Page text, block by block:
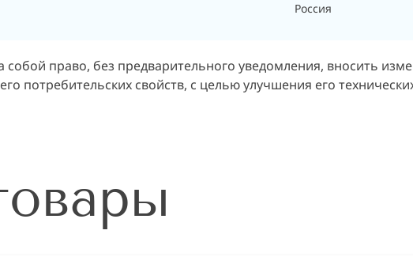
Россия
собой право, без предварительного уведомления, вносить
потребительских свойств, с целью улучшения его